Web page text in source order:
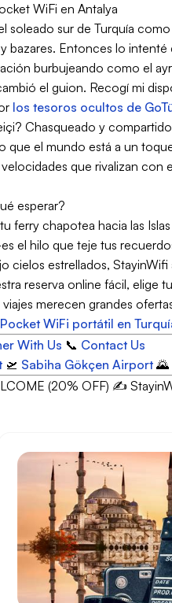
WiFi en Antalya
sur de Turquía
bazares. Entonces lo
burbujeando como el
el guion. Recogí mi
los tesoros ocultos de
Chasqueado y
que el mundo está a un
que rivalizan con
esperar?
ferry chapotea hacia las
el hilo que teje tus
cielos estrellados,
reserva online fácil, elige
merecen grandes
WiFi portátil en
With Us 📞 Contact Us
🛫 Sabiha Gökçen Airport 🌄
(20% OFF) ✍️